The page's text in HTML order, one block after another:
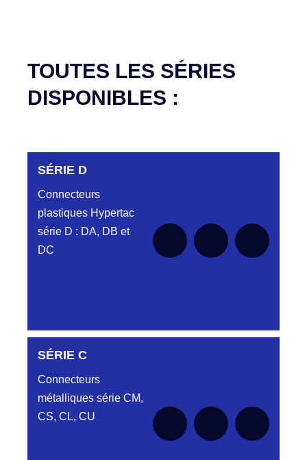
TOUTES LES SÉRIES
DISPONIBLES :
SÉRIE D
Connecteurs
plastiques Hypertac
série D : DA, DB et
DC
SÉRIE DA
Aucune pièce disponible pour cette série
pour le moment
SÉRIE DB
SÉRIE C
Connecteurs
métalliques série CM,
CS, CL, CU